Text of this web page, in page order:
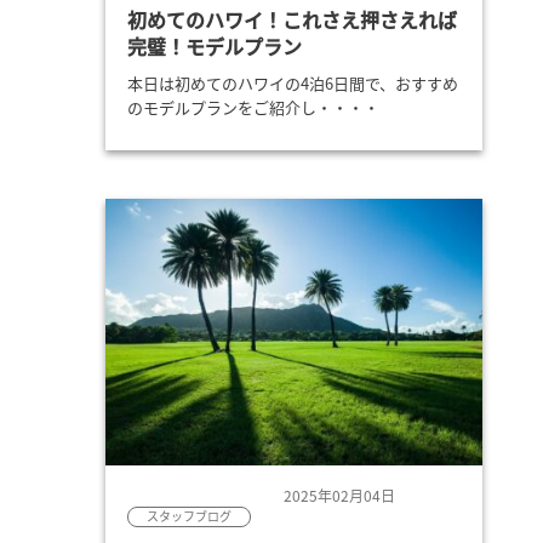
初めてのハワイ！これさえ押さえれば
完璧！モデルプラン
本日は初めてのハワイの4泊6日間で、おすすめ
のモデルプランをご紹介し・・・・
2025年02月04日
スタッフブログ